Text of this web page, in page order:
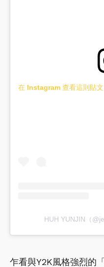
在 Instagram 查看這則貼文
HUH YUNJIN（
乍看與Y2K風格強烈的